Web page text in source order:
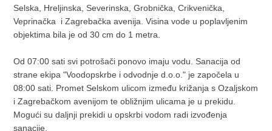
Selska, Hreljinska, Severinska, Grobnička, Crikvenička,
Veprinačka i Zagrebačka avenija. Visina vode u poplavljenim
objektima bila je od 30 cm do 1 metra.
Od 07:00 sati svi potrošači ponovo imaju vodu. Sanacija od
strane ekipa "Voodopskrbe i odvodnje d.o.o." je započela u
08:00 sati. Promet Selskom ulicom između križanja s Ozaljskom
i Zagrebačkom avenijom te obližnjim ulicama je u prekidu.
Mogući su daljnji prekidi u opskrbi vodom radi izvođenja
sanacije.